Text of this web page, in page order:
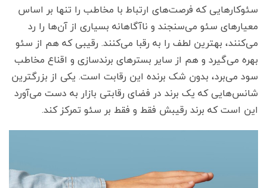
سئوکارهایی که فرصت‌های ارتباط با مخاطب را تنها بر اساس
معیارهای سئو می‌سنجند و ناآگاهانه بسیاری از آن‌ها را رد
می‌کنند، بهترین لطف را به رقبا می‌کنند. رقیبی که هم از سئو
بهره می‌گیرد و هم از سایر بسترهای برندسازی و اقناع مخاطب
سود می‌برد، بدون شک برنده این رقابت است. یکی از بزرگترین
شانس‌هایی که یک برند در فضای رقابتی بازار به دست می‌آورد
این است که برند رقیبش فقط و فقط بر سئو تمرکز کند.